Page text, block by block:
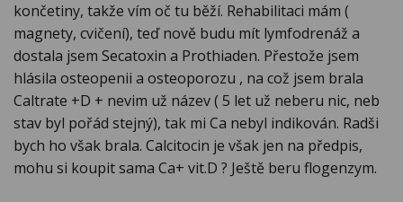
končetiny, takže vím oč tu běží. Rehabilitaci mám (
magnety, cvičení), teď nově budu mít lymfodrenáž a
dostala jsem Secatoxin a Prothiaden. Přestože jsem
hlásila osteopenii a osteoporozu , na což jsem brala
Caltrate +D + nevim už název ( 5 let už neberu nic, neb
stav byl pořád stejný), tak mi Ca nebyl indikován. Radši
bych ho však brala. Calcitocin je však jen na předpis,
mohu si koupit sama Ca+ vit.D ? Ještě beru flogenzym.